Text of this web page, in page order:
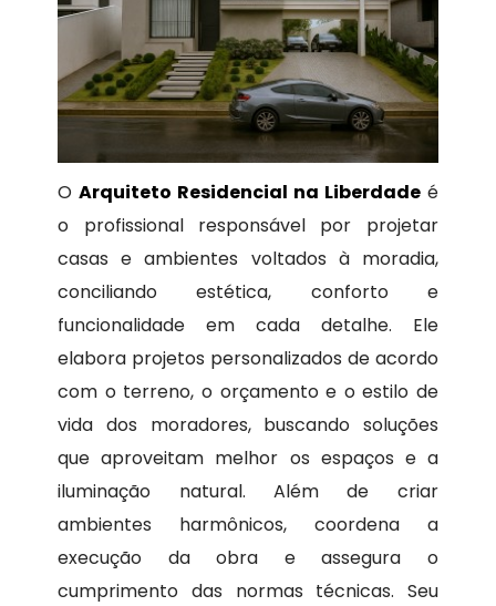
OArquiteto Residencial na Liberdadeé
o profissional responsável por projetar
casas e ambientes voltados à moradia,
conciliando estética, conforto e
funcionalidade em cada detalhe. Ele
elabora projetos personalizados de acordo
com o terreno, o orçamento e o estilo de
vida dos moradores, buscando soluções
que aproveitam melhor os espaços e a
iluminação natural. Além de criar
ambientes harmônicos, coordena a
execução da obra e assegura o
cumprimento das normas técnicas. Seu